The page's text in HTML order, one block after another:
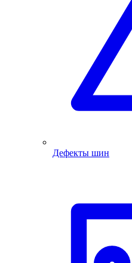
Дефекты шин